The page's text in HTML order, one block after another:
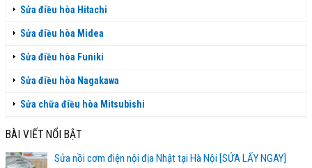
Sửa điều hòa Hitachi
Sửa điều hòa Midea
Sửa điều hòa Funiki
Sửa điều hòa Nagakawa
Sửa chữa điều hòa Mitsubishi
BÀI VIẾT NỔI BẬT
Sửa nồi cơm điện nội địa Nhật tại Hà Nội [SỬA LẤY NGAY]